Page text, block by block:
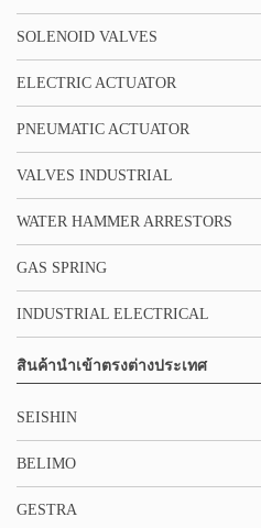
SOLENOID VALVES
ELECTRIC ACTUATOR
PNEUMATIC ACTUATOR
VALVES INDUSTRIAL
WATER HAMMER ARRESTORS
GAS SPRING
INDUSTRIAL ELECTRICAL
สินค้านำเข้าตรงต่างประเทศ
SEISHIN
BELIMO
GESTRA